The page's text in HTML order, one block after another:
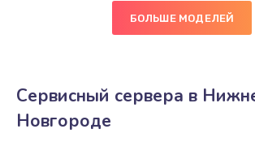
БОЛЬШЕ МОДЕЛЕЙ
Сервисный сервера в
Новгороде